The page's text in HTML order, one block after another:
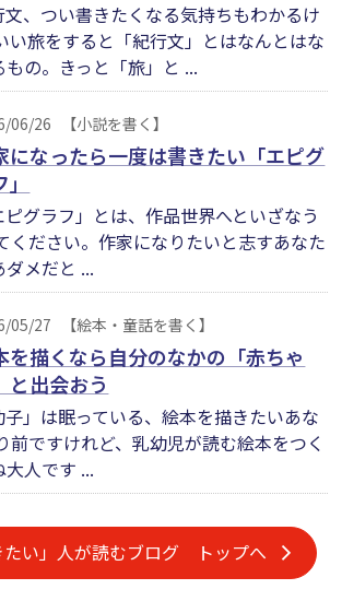
文、つい書きたくなる気持ちもわかるけ
い旅をすると「紀行文」とはなんとはな
の。きっと「旅」と ...
06/26 【小説を書く】
になったら一度は書きたい「エピグ
ピグラフ」とは、作品世界へといざなう
ください。作家になりたいと志すあなた
メだと ...
05/27 【絵本・童話を書く】
を描くなら自分のなかの「赤ちゃ
と出会おう
子」は眠っている、絵本を描きたいあな
前ですけれど、乳幼児が読む絵本をつく
人です ...
たい」人が読むブログ トップへ